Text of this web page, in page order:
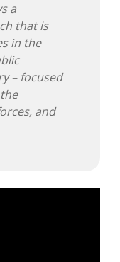
a
that is
in the
– focused
and